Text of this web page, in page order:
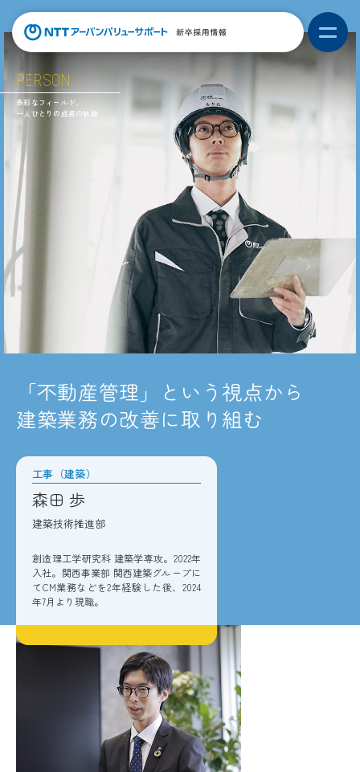
PERSON
多彩なフィールド、
一人ひとりの成長の軌跡
「不動産管理」という視点から
建築業務の改善に取り組む
工事（建築）
森田 歩
建築技術推進部
創造理工学研究科 建築学専攻。2022年
入社。関西事業部 関西建築グループに
てCM業務などを2年経験した後、2024
年7月より現職。